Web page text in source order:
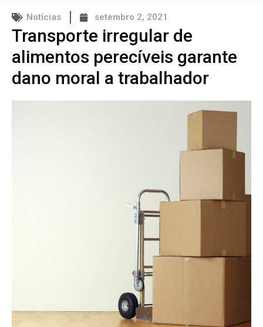
Notícias setembro 2, 2021
Transporte irregular de
alimentos perecíveis garante
dano moral a trabalhador